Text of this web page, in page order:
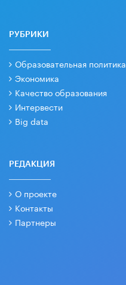
РУБРИКИ
Образовательная политика
Экономика
Качество образования
Интервести
Big data
РЕДАКЦИЯ
О проекте
Контакты
Партнеры